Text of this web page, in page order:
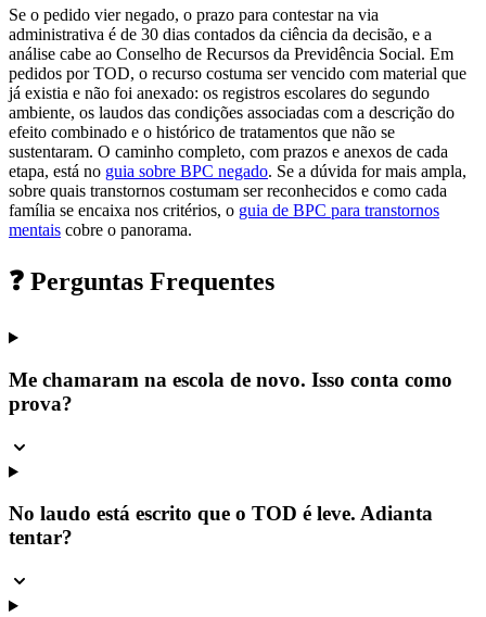
Se o pedido vier negado, o prazo para contestar na via
administrativa é de 30 dias contados da ciência da decisão, e a
análise cabe ao Conselho de Recursos da Previdência Social. Em
pedidos por TOD, o recurso costuma ser vencido com material que
já existia e não foi anexado: os registros escolares do segundo
ambiente, os laudos das condições associadas com a descrição do
efeito combinado e o histórico de tratamentos que não se
sustentaram. O caminho completo, com prazos e anexos de cada
etapa, está no guia sobre BPC negado. Se a dúvida for mais ampla,
sobre quais transtornos costumam ser reconhecidos e como cada
família se encaixa nos critérios, o guia de BPC para transtornos
mentais cobre o panorama.
❓ Perguntas Frequentes
Me chamaram na escola de novo. Isso conta como
prova?
No laudo está escrito que o TOD é leve. Adianta
tentar?